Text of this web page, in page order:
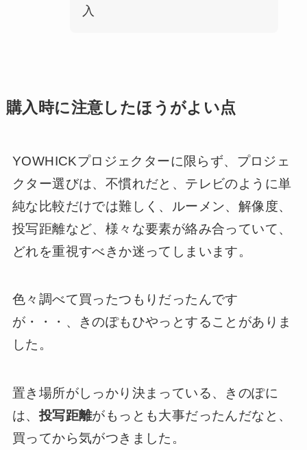
入
購入時に注意したほうがよい点
YOWHICKプロジェクターに限らず、プロジェ
クター選びは、不慣れだと、テレビのように単
純な比較だけでは難しく、ルーメン、解像度、
投写距離など、様々な要素が絡み合っていて、
どれを重視すべきか迷ってしまいます。
色々調べて買ったつもりだったんです
が・・・、きのぽもひやっとすることがありま
した。
置き場所がしっかり決まっている、きのぽに
は、投写距離がもっとも大事だったんだなと、
買ってから気がつきました。